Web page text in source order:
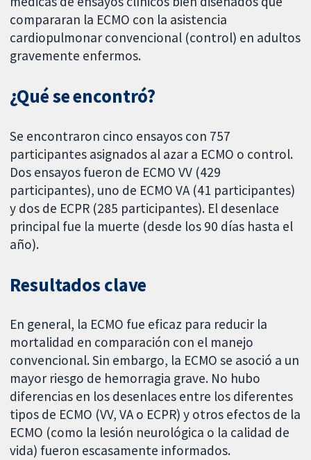
compararan la ECMO con la asistencia
cardiopulmonar convencional (control) en adultos
gravemente enfermos.
¿Qué se encontró?
Se encontraron cinco ensayos con 757
participantes asignados al azar a ECMO o control.
Dos ensayos fueron de ECMO VV (429
participantes), uno de ECMO VA (41 participantes)
y dos de ECPR (285 participantes). El desenlace
principal fue la muerte (desde los 90 días hasta el
año).
Resultados clave
En general, la ECMO fue eficaz para reducir la
mortalidad en comparación con el manejo
convencional. Sin embargo, la ECMO se asoció a un
mayor riesgo de hemorragia grave. No hubo
diferencias en los desenlaces entre los diferentes
tipos de ECMO (VV, VA o ECPR) y otros efectos de la
ECMO (como la lesión neurológica o la calidad de
vida) fueron escasamente informados.